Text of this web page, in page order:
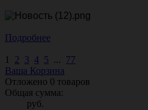
Подробнее
1 2 3 4 5 ... 77
Ваша Корзина
Отложено 0 товаров
Общая сумма:
руб.